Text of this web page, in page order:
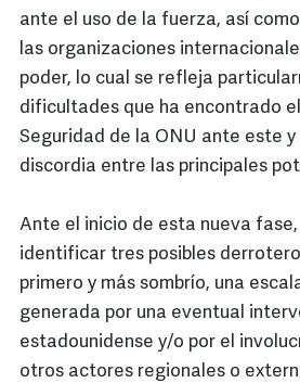
ante el uso de la fuerza, así
las organizaciones
poder, lo cual se refleja
dificultades que ha encontrado
Seguridad de la ONU ante este
discordia entre las principales
Ante el inicio de esta nueva fase,
identificar tres posibles
primero y más sombrío, una
generada por una eventual
estadounidense y/o por el
otros actores regionales o